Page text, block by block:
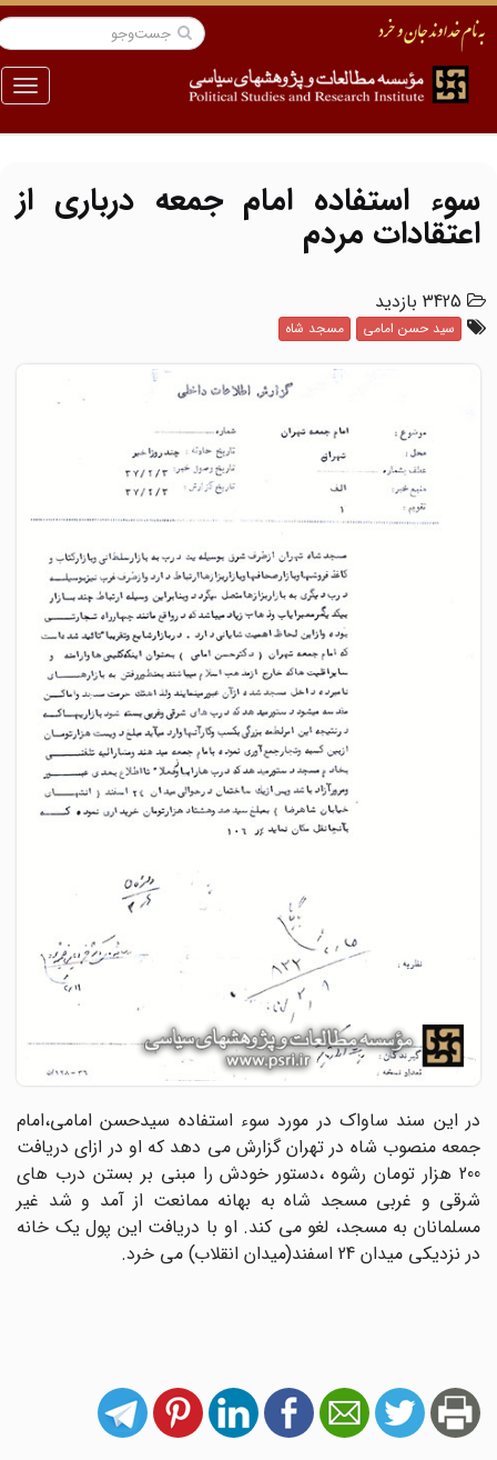
منو
سوء استفاده امام جمعه درباری از
اعتقادات مردم
3425 بازدید
سید حسن امامی مسجد شاه
در این سند ساواک در مورد سوء استفاده سیدحسن امامی،امام
جمعه منصوب شاه در تهران گزارش می دهد که او در ازای دریافت
200 هزار تومان رشوه ،دستور خودش را مبنی بر بستن درب های
شرقی و غربی مسجد شاه به بهانه ممانعت از آمد و شد غیر
مسلمانان به مسجد، لغو می کند. او با دریافت این پول یک خانه
در نزدیکی میدان 24 اسفند(میدان انقلاب) می خرد.